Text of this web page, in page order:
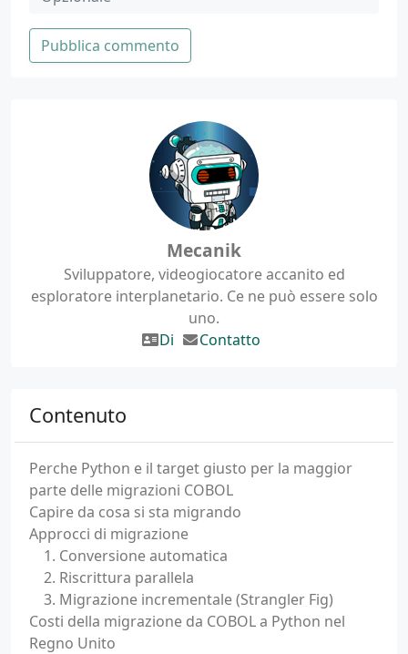
Pubblica commento
Mecanik
Sviluppatore, videogiocatore accanito ed
esploratore interplanetario. Ce ne può essere solo
uno.
Di
Contatto
Contenuto
Perche Python e il target giusto per la maggior
parte delle migrazioni COBOL
Capire da cosa si sta migrando
Approcci di migrazione
1. Conversione automatica
2. Riscrittura parallela
3. Migrazione incrementale (Strangler Fig)
Costi della migrazione da COBOL a Python nel
Regno Unito